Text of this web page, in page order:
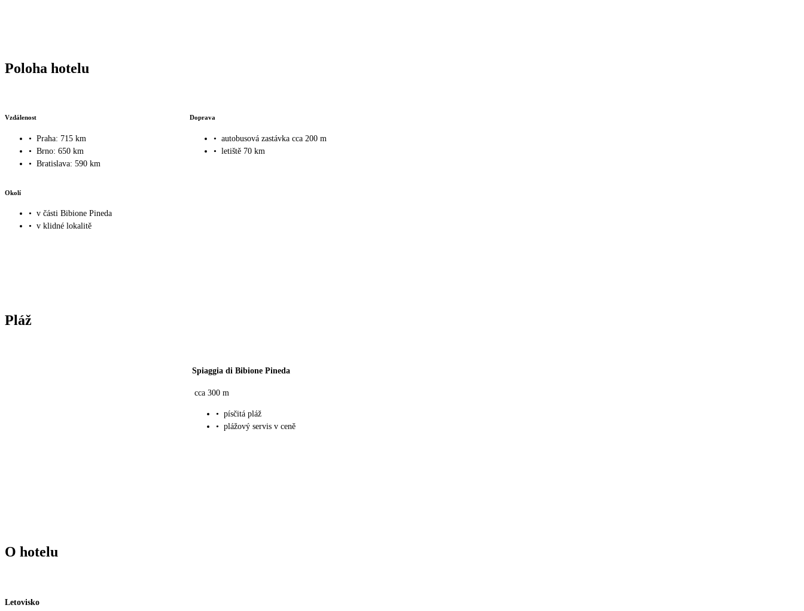
Poloha hotelu
Vzdálenost
• Praha: 715 km
• Brno: 650 km
• Bratislava: 590 km
Doprava
• autobusová zastávka cca 200 m
• letiště 70 km
Okolí
• v části Bibione Pineda
• v klidné lokalitě
Pláž
Spiaggia di Bibione Pineda
cca 300 m
• písčitá pláž
• plážový servis v ceně
O hotelu
Letovisko